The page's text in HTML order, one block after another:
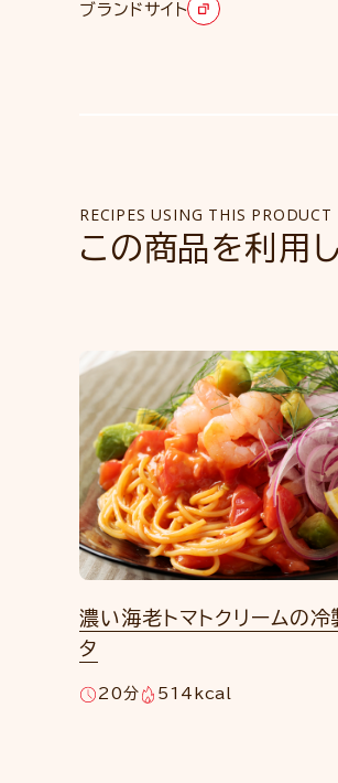
ブランドサイト
RECIPES USING THIS PRODUCT
この商品を利用
濃い海老トマトクリームの冷
タ
20分 514kcal